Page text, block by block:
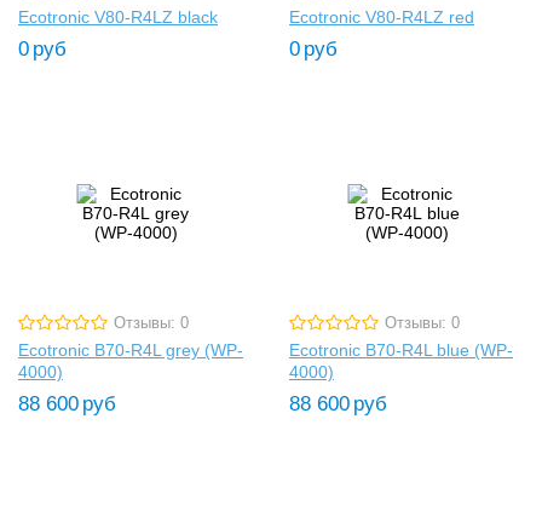
Ecotronic V80-R4LZ black
0 руб
Ecotronic V80-R4LZ red
0 руб
Отзывы: 0
Ecotronic B70-R4L grey (WP-
4000)
88 600 руб
Отзывы: 0
Ecotronic B70-R4L blue (WP-
4000)
88 600 руб